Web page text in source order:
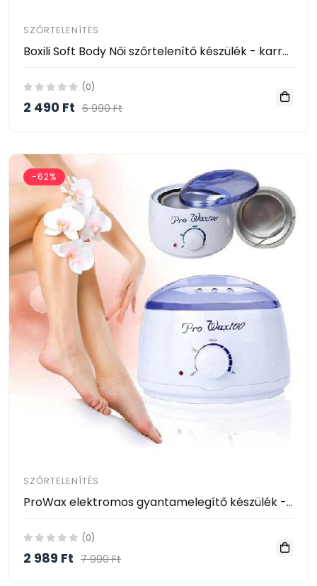
SZŐRTELENÍTÉS
Boxili Soft Body Női szőrtelenítő készülék - karra, bikinivonalra, lábra - vezeték nélküli
(0)
2 490 Ft 6 990 Ft
-62%
SZŐRTELENÍTÉS
ProWax elektromos gyantamelegítő készülék - 500 ml
(0)
2 989 Ft 7 990 Ft